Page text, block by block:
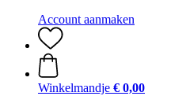
Account aanmaken
Winkelmandje € 0,00